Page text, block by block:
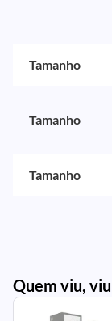
Tamanho
Tamanho
Tamanho
Quem viu,